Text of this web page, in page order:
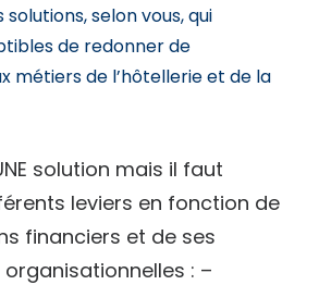
selon vous, qui
de redonner de
métiers de l’hôtellerie et de la
solution mais il faut
leviers en fonction de
financiers et de ses
: –